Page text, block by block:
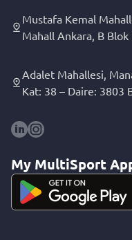
Mustafa Kemal
Mahall Ankara, B
Adalet Mahallesi,
Kat: 38 – Daire: 3803
My MultiSport